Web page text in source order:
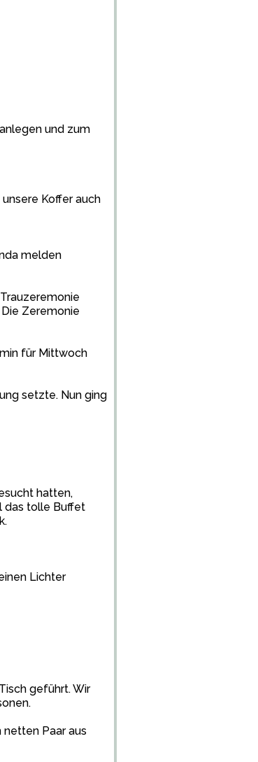
und zum
Koffer auch
melden
Zeremonie
für Mittwoch
setzte. Nun ging
hatten,
das tolle Buffet
Lichter
geführt. Wir
Paar aus